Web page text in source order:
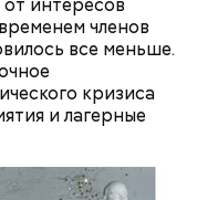
интересов
членов
все меньше.
кризиса
и лагерные
системой;